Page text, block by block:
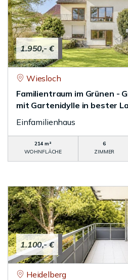
1.950,- €
Wiesloch
Familientraum im Grünen -
mit Gartenidylle in bester
Einfamilienhaus
214 m²
WOHNFLÄCHE
6
ZIMMER
1.100,- €
Heidelberg